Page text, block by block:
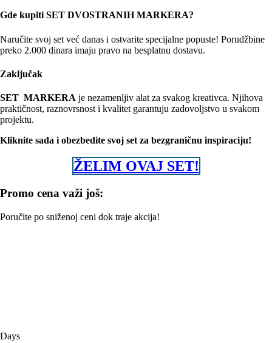
Gde kupiti SET DVOSTRANIH MARKERA?
Naručite svoj set već danas i ostvarite specijalne popuste! Porudžbine
preko 2.000 dinara imaju pravo na besplatnu dostavu.
Zaključak
SET MARKERA je nezamenljiv alat za svakog kreativca. Njihova
praktičnost, raznovrsnost i kvalitet garantuju zadovoljstvo u svakom
projektu.
Kliknite sada i obezbedite svoj set za bezgraničnu inspiraciju!
ŽELIM OVAJ SET!
Promo cena važi još:
Poručite po sniženoj ceni dok traje akcija!
Days